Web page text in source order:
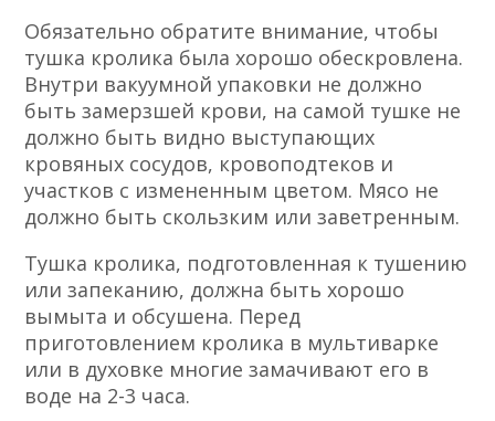
Обязательно обратите внимание, чтобы
тушка кролика была хорошо обескровлена.
Внутри вакуумной упаковки не должно
быть замерзшей крови, на самой тушке не
должно быть видно выступающих
кровяных сосудов, кровоподтеков и
участков с измененным цветом. Мясо не
должно быть скользким или заветренным.
Тушка кролика, подготовленная к тушению
или запеканию, должна быть хорошо
вымыта и обсушена. Перед
приготовлением кролика в мультиварке
или в духовке многие замачивают его в
воде на 2-3 часа.